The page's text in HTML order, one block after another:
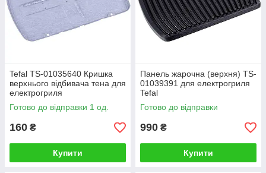
Tefal TS-01035640 Кришка
верхнього відбивача тена для
електрогриля
Готово до відправки 1 од.
160 ₴
Купити
Панель жарочна (верхня) TS-
01039391 для електрогриля
Tefal
Готово до відправки
990 ₴
Купити